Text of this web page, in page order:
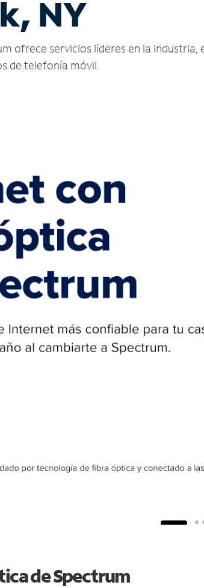
NY
ofrece servicios líderes en la
de telefonía móvil.
de Spectrum